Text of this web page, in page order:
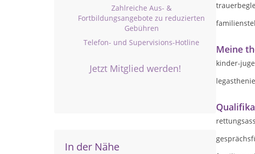
Zahlreiche Aus- &
Fortbildungsangebote zu reduzierten
Gebühren
Telefon- und Supervisions-Hotline
Jetzt Mitglied werden!
In der Nähe
Meine
kinder-